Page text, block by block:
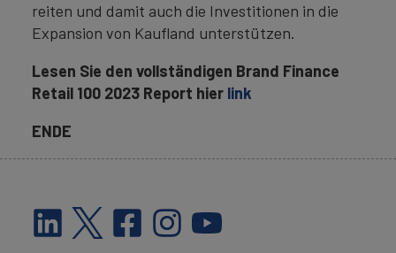
reiten und damit auch die Investitionen in die
Expansion von Kaufland unterstützen.
Lesen Sie den vollständigen Brand Finance
Retail 100 2023 Report hier link
ENDE